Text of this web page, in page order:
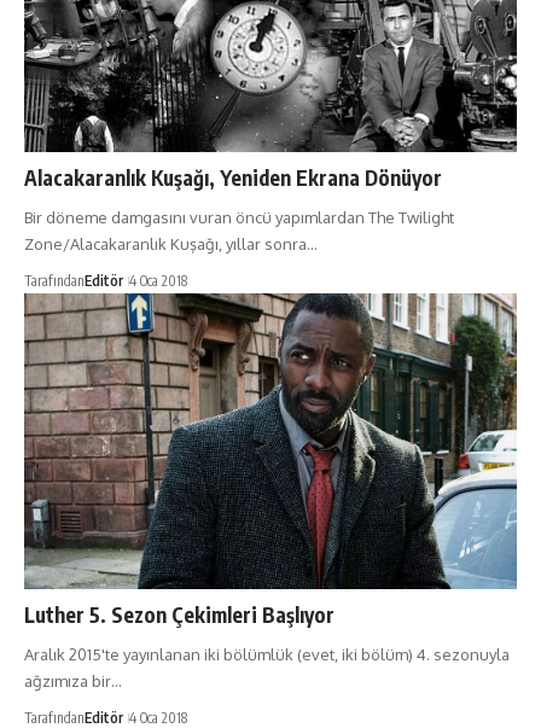
Alacakaranlık Kuşağı, Yeniden Ekrana Dönüyor
Bir döneme damgasını vuran öncü yapımlardan The Twilight
Zone/Alacakaranlık Kuşağı, yıllar sonra…
TarafındanEditör 4 Oca 2018
Luther 5. Sezon Çekimleri Başlıyor
Aralık 2015'te yayınlanan iki bölümlük (evet, iki bölüm) 4. sezonuyla
ağzımıza bir…
TarafındanEditör 4 Oca 2018